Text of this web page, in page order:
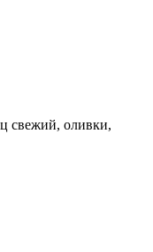
свежий, оливки,